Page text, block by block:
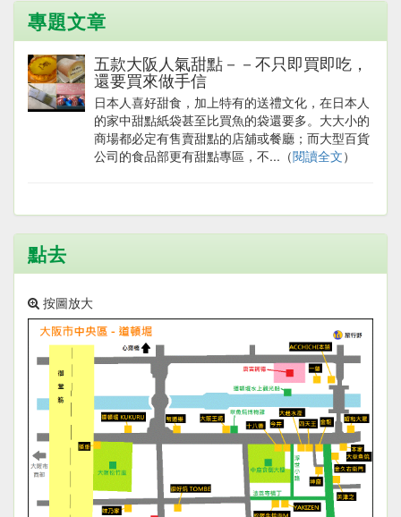
專題文章
五款大阪人氣甜點－－不只即買即吃，
還要買來做手信
日本人喜好甜食，加上特有的送禮文化，在日本人
的家中甜點紙袋甚至比買魚的袋還要多。大大小的
商場都必定有售賣甜點的店舖或餐廳；而大型百貨
公司的食品部更有甜點專區，不...（閱讀全文）
點去
按圖放大